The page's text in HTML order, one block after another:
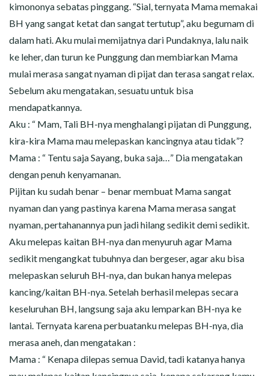
kimononya sebatas pinggang. “Sial, ternyata Mama memakai
BH yang sangat ketat dan sangat tertutup”, aku begumam di
dalam hati. Aku mulai memijatnya dari Pundaknya, lalu naik
ke leher, dan turun ke Punggung dan membiarkan Mama
mulai merasa sangat nyaman di pijat dan terasa sangat relax.
Sebelum aku mengatakan, sesuatu untuk bisa
mendapatkannya.
Aku : “ Mam, Tali BH-nya menghalangi pijatan di Punggung,
kira-kira Mama mau melepaskan kancingnya atau tidak”?
Mama : “ Tentu saja Sayang, buka saja…” Dia mengatakan
dengan penuh kenyamanan.
Pijitan ku sudah benar – benar membuat Mama sangat
nyaman dan yang pastinya karena Mama merasa sangat
nyaman, pertahanannya pun jadi hilang sedikit demi sedikit.
Aku melepas kaitan BH-nya dan menyuruh agar Mama
sedikit mengangkat tubuhnya dan bergeser, agar aku bisa
melepaskan seluruh BH-nya, dan bukan hanya melepas
kancing/kaitan BH-nya. Setelah berhasil melepas secara
keseluruhan BH, langsung saja aku lemparkan BH-nya ke
lantai. Ternyata karena perbuatanku melepas BH-nya, dia
merasa aneh, dan mengatakan :
Mama : “ Kenapa dilepas semua David, tadi katanya hanya